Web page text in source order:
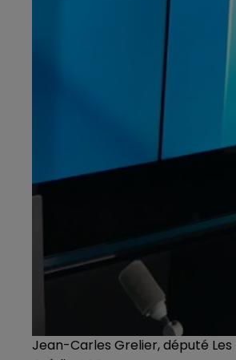
Jean-Carles Grelier, député